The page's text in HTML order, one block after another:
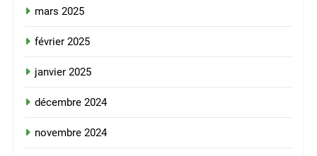
mars 2025
février 2025
janvier 2025
décembre 2024
novembre 2024